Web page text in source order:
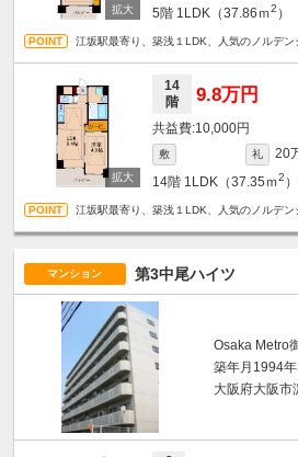
5階 1LDK（37.86ｍ2 ）
江坂駅最寄り、築浅１LDK、人気のノルデン
14
階
9.8万円
10,000円
敷 礼
20
14階 1LDK（37.35ｍ2 ）
江坂駅最寄り、築浅１LDK、人気のノルデン
マンション 第3中尾ハイツ
Osaka Metro
築年月1994
大阪府大阪市